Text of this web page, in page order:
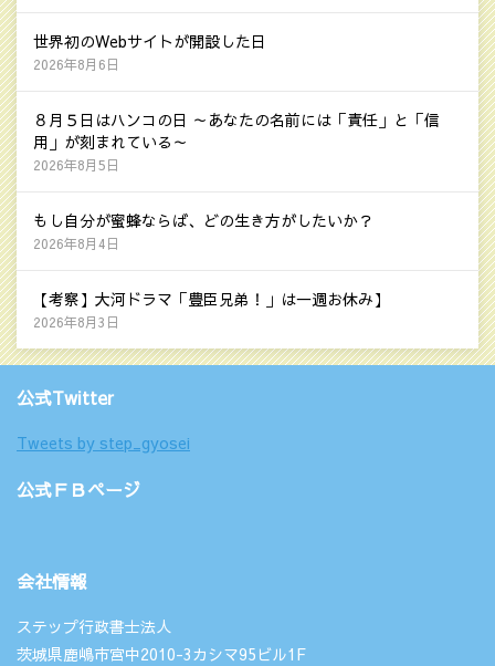
世界初のWebサイトが開設した日
2026年8月6日
８月５日はハンコの日 ～あなたの名前には「責任」と「信
用」が刻まれている～
2026年8月5日
もし自分が蜜蜂ならば、どの生き方がしたいか？
2026年8月4日
【考察】大河ドラマ「豊臣兄弟！」は一週お休み】
2026年8月3日
公式Twitter
Tweets by step_gyosei
公式ＦＢページ
会社情報
ステップ行政書士法人
茨城県鹿嶋市宮中2010-3カシマ95ビル1F